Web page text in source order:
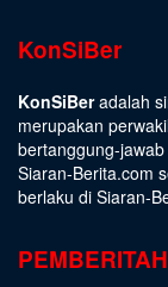
KonSiBer
KonSiBeradalah
merupakan
bertanggung-
Siaran-Berita.com
berlaku di Siaran-